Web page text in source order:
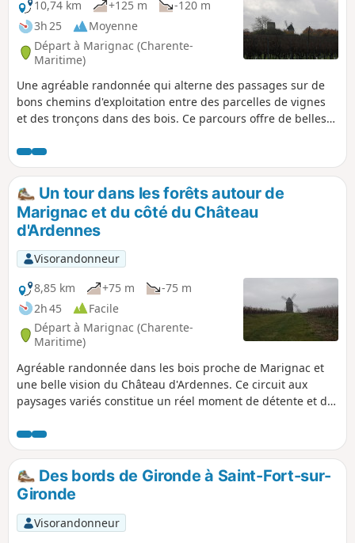
10,74 km +125 m
-120 m
3h 25
Moyenne
Départ à Marignac (Charente-
Maritime)
Une agréable randonnée qui alterne des passages sur de
bons chemins d'exploitation entre des parcelles de vignes
et des tronçons dans des bois. Ce parcours offre de belles
du calme de ce secteur.
Un tour dans les forêts autour de
Marignac et du côté du Château
d'Ardennes
Visorandonneur
8,85 km
+75 m
-75 m
2h 45
Facile
Départ à Marignac (Charente-
Maritime)
Agréable randonnée dans les bois proche de Marignac et
une belle vision du Château d'Ardennes. Ce circuit aux
paysages variés constitue un réel moment de détente et de
sortant du bois est un réel ravissement et une belle
surprise compte-tenu de l'état du bâtiment.
Des bords de Gironde à Saint-Fort-sur-
Gironde
Visorandonneur